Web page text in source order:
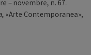
– novembre, n. 67.
, «Arte Contemporanea»,